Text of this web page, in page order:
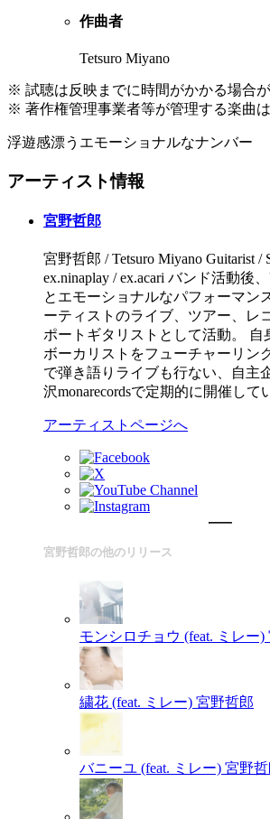
作曲者
Tetsuro Miyano
※ 試聴は反映までに時間がかかる場合が
※ 著作権管理事業者等が管理する楽曲は
浮遊感漂うエモーショナルなナンバー
アーティスト情報
宮野哲郎
宮野哲郎 / Tetsuro Miyano Guitarist /
ex.ninaplay / ex.acari バンド活動後
とエモーショナルなパフォーマン
ーティストのライブ、ツアー、レ
ポートギタリストとして活動。 自
ボーカリストをフューチャーリン
で弾き語りライブも行ない、自主
沢monarecordsで定期的に開催して
アーティストページへ
宮野哲郎の他のリリース
モンシロチョウ (feat. ミレー)
繍花 (feat. ミレー) 宮野哲郎
バニーユ (feat. ミレー) 宮野